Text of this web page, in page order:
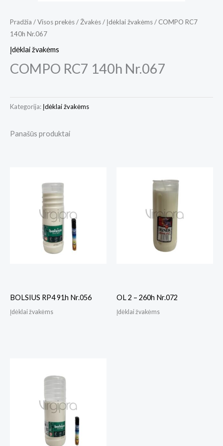
Pradžia /Visos prekės/ Žvakės/ Įdėklai žvakėms/ COMPO RC7
140h Nr.067
Įdėklai žvakėms
COMPO RC7 140h Nr.067
Kategorija: Įdėklai žvakėms
Panašūs produktai
BOLSIUS RP4 91h Nr.056
Įdėklai žvakėms
OL 2 – 260h Nr.072
Įdėklai žvakėms